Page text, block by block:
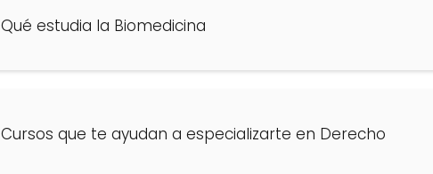
Qué estudia la Biomedicina
Cursos que te ayudan a especializarte en Derecho